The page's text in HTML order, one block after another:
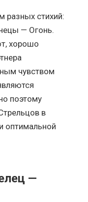
разных стихий:
— Огонь.
хорошо
чувством
поэтому
в
оптимальной
—